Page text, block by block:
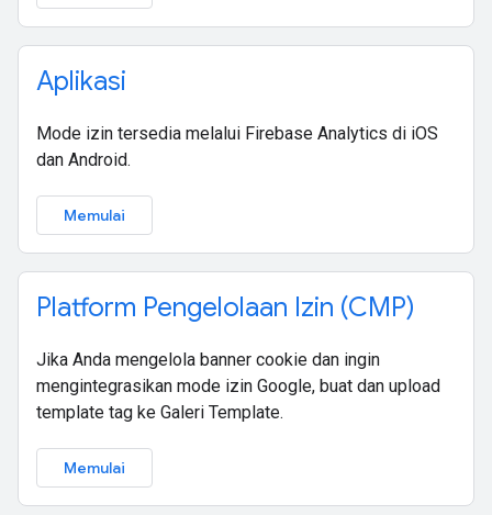
Aplikasi
Mode izin tersedia melalui Firebase Analytics di iOS
dan Android.
Memulai
Platform Pengelolaan Izin (CMP)
Jika Anda mengelola banner cookie dan ingin
mengintegrasikan mode izin Google, buat dan upload
template tag ke Galeri Template.
Memulai